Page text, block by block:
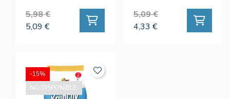
5,98 €
5,09 €
5,09 €
4,33 €
-15%
NO DISPONIBLE.